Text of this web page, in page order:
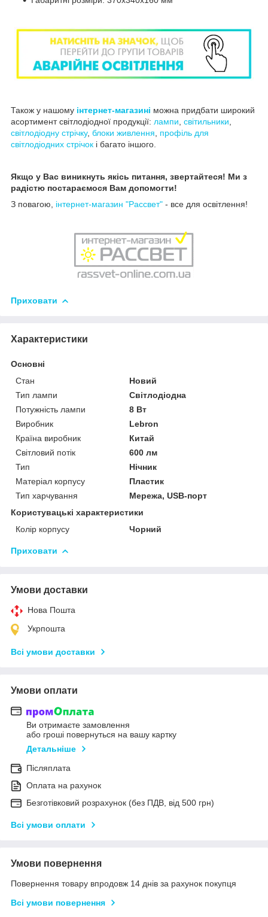
Також у нашому інтернет-магазині можна придбати широкий
асортимент світлодіодної продукції: лампи, світильники,
світлодіодну стрічку, блоки живлення, профіль для
світлодіодних стрічок і багато іншого.
Якщо у Вас виникнуть якісь питання, звертайтеся! Ми з
радістю постараємося Вам допомогти!
З повагою, інтернет-магазин "Рассвет" - все для освітлення!
Приховати
Характеристики
Основні
Стан
Новий
Тип лампи
Світлодіодна
Потужність лампи
8 Вт
Виробник
Lebron
Країна виробник
Китай
Світловий потік
600 лм
Тип
Нічник
Матеріал корпусу
Пластик
Тип харчування
Мережа, USB-порт
Користувацькі характеристики
Колір корпусу
Чорний
Приховати
Умови доставки
Нова Пошта
Укрпошта
Всі умови доставки
Умови оплати
Ви отримаєте замовлення
або гроші повернуться на вашу картку
Детальніше
Післяплата
Оплата на рахунок
Безготівковий розрахунок (без ПДВ, від 500 грн)
Всі умови оплати
Умови повернення
Повернення товару впродовж 14 днів за рахунок покупця
Всі умови повернення